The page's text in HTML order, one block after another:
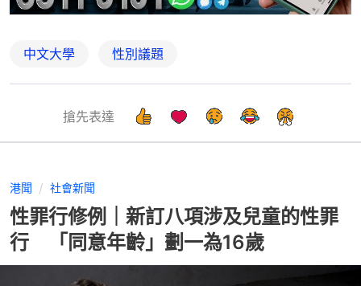
中文大學 性別議題
搶先表達
港聞 社會新聞
性罪行修例｜新訂八項涉及兒童的性罪
行 「同意年齡」劃一為16歲